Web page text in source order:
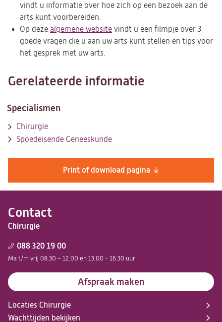
Contact
Chirurgie
088 320 19 00
Ma t/m vrij 08.30 – 12.00 en 13.00 - 16.30 uur
Afspraak maken
Locaties Chirurgie
Wachttijden bekijken
Print of download pagina
in
nieuwe
tab)
vindt u informatie over hoe zich op een bezoek aan de
arts kunt voorbereiden.
Op deze algemene website (opent
in
tab)
vindt u een filmpje over 3
goede vragen die u aan uw arts kunt stellen en tips voor
het gesprek met uw arts.
Gerelateerde informatie
Specialismen
Chirurgie
Spoedeisende Geneeskunde